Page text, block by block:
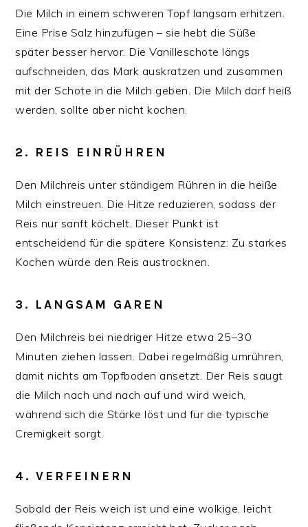
Die Milch in einem schweren Topf langsam erhitzen.
Eine Prise Salz hinzufügen – sie hebt die Süße
später besser hervor. Die Vanilleschote längs
aufschneiden, das Mark auskratzen und zusammen
mit der Schote in die Milch geben. Die Milch darf heiß
werden, sollte aber nicht kochen.
2. REIS EINRÜHREN
Den Milchreis unter ständigem Rühren in die heiße
Milch einstreuen. Die Hitze reduzieren, sodass der
Reis nur sanft köchelt. Dieser Punkt ist
entscheidend für die spätere Konsistenz: Zu starkes
Kochen würde den Reis austrocknen.
3. LANGSAM GAREN
Den Milchreis bei niedriger Hitze etwa 25–30
Minuten ziehen lassen. Dabei regelmäßig umrühren,
damit nichts am Topfboden ansetzt. Der Reis saugt
die Milch nach und nach auf und wird weich,
während sich die Stärke löst und für die typische
Cremigkeit sorgt.
4. VERFEINERN
Sobald der Reis weich ist und eine wolkige, leicht